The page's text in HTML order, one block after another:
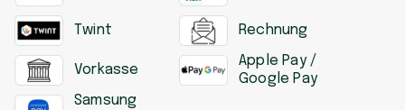
Twint Rechnung
Vorkasse
Apple Pay /
Google Pay
Samsung